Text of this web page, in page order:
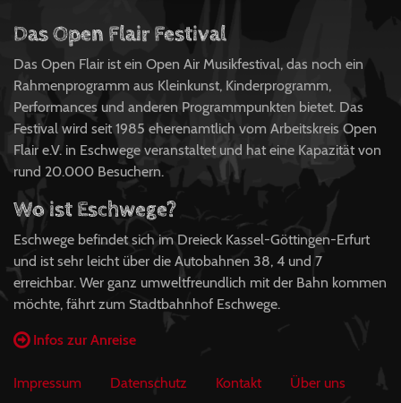
Das Open Flair Festival
Das Open Flair ist ein Open Air Musikfestival, das noch ein
Rahmenprogramm aus Kleinkunst, Kinderprogramm,
Performances und anderen Programmpunkten bietet. Das
Festival wird seit 1985 eherenamtlich vom Arbeitskreis Open
Flair e.V. in Eschwege veranstaltet und hat eine Kapazität von
rund 20.000 Besuchern.
Wo ist Eschwege?
Eschwege befindet sich im Dreieck Kassel-Göttingen-Erfurt
und ist sehr leicht über die Autobahnen 38, 4 und 7
erreichbar. Wer ganz umweltfreundlich mit der Bahn kommen
möchte, fährt zum Stadtbahnhof Eschwege.
Infos zur Anreise
Impressum Datenschutz Kontakt Über uns